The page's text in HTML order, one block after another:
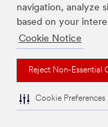
navigation, analyze
based on your
Cookie Notice
Reject Non-Essential
Cookie Preferences